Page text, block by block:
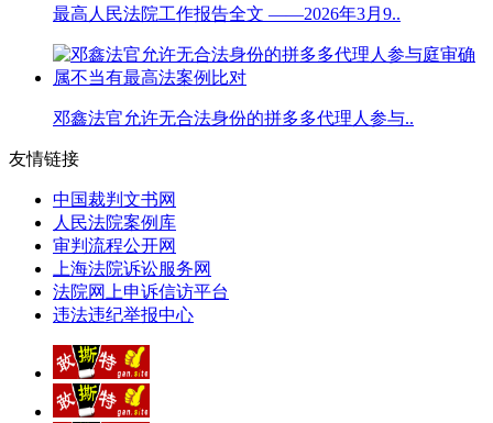
最高人民法院工作报告全文 ——2026年3月9..
邓鑫法官允许无合法身份的拼多多代理人参与..
友情链接
中国裁判文书网
人民法院案例库
审判流程公开网
上海法院诉讼服务网
法院网上申诉信访平台
违法违纪举报中心